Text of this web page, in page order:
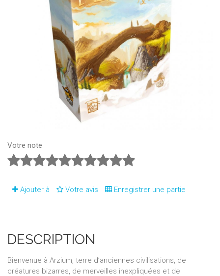
Votre note
Ajouter à Votre avis Enregistrer une partie
DESCRIPTION
Bienvenue à Arzium, terre d’anciennes civilisations, de
créatures bizarres, de merveilles inexpliquées et de